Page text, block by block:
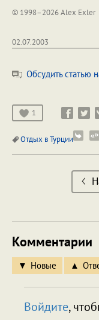
© 1998–2026 Alex Exler
02.07.2003
Обсудить статью
1
Отдых в Турции
Комментарии
Новые
Войдите,